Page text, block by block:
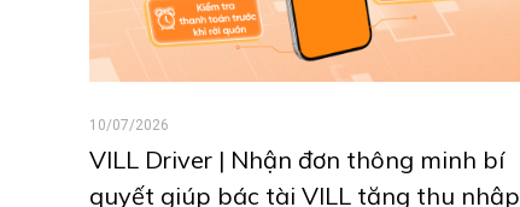
10/07/2026
VILL Driver | Nhận đơn thông minh bí
quyết giúp bác tài VILL tăng thu nhập